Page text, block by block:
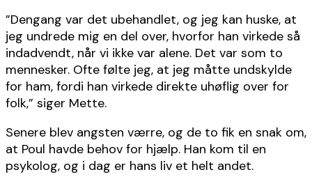
”Dengang var det ubehandlet, og jeg kan huske, at
jeg undrede mig en del over, hvorfor han virkede så
indadvendt, når vi ikke var alene. Det var som to
mennesker. Ofte følte jeg, at jeg måtte undskylde
for ham, fordi han virkede direkte uhøflig over for
folk,” siger Mette.
Senere blev angsten værre, og de to fik en snak om,
at Poul havde behov for hjælp. Han kom til en
psykolog, og i dag er hans liv et helt andet.